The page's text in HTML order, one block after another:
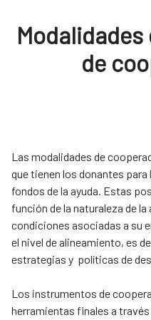
de
Las modalidades de
que tienen los donantes
fondos de la ayuda. Estas
función de la naturaleza de
condiciones asociadas a su
el nivel de alineamiento, es
estrategias y políticas de
Los instrumentos de
herramientas finales a través